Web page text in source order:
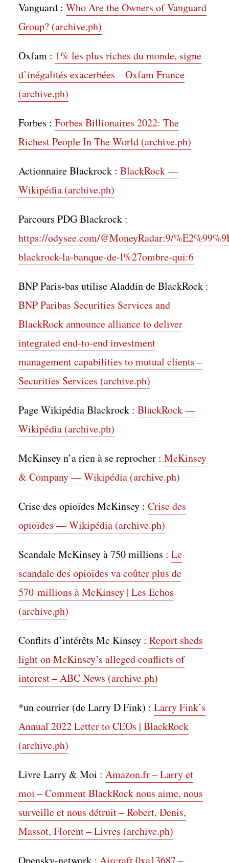
Vanguard : Who Are the Owners of Vanguard
Group? (archive.ph)
Oxfam : 1% les plus riches du monde, signe
d’inégalités exacerbées – Oxfam France
(archive.ph)
Forbes : Forbes Billionaires 2022: The
Richest People In The World (archive.ph)
Actionnaire Blackrock : BlackRock —
Wikipédia (archive.ph)
Parcours PDG Blackrock :
https://odysee.com/@MoneyRadar:9/
blackrock-la-banque-de-l%27ombre-qui:6
BNP Paris-bas utilise Aladdin de BlackRock :
BNP Paribas Securities Services and
BlackRock announce alliance to deliver
integrated end-to-end investment
management capabilities to mutual clients –
Securities Services (archive.ph)
Page Wikipédia Blackrock : BlackRock —
Wikipédia (archive.ph)
McKinsey n’a rien à se reprocher : McKinsey
& Company — Wikipédia (archive.ph)
Crise des opioïdes McKinsey : Crise des
opioïdes — Wikipédia (archive.ph)
Scandale McKinsey à 750 millions : Le
scandale des opioïdes va coûter plus de
570 millions à McKinsey | Les Echos
(archive.ph)
Conflits d’intérêts Mc Kinsey : Report sheds
light on McKinsey’s alleged conflicts of
interest – ABC News (archive.ph)
*un courrier (de Larry D Fink) : Larry Fink’s
Annual 2022 Letter to CEOs | BlackRock
(archive.ph)
Livre Larry & Moi : Amazon.fr – Larry et
moi – Comment BlackRock nous aime, nous
surveille et nous détruit – Robert, Denis,
Massot, Florent – Livres (archive.ph)
Opensky-network : Aircraft 0xa13687 –